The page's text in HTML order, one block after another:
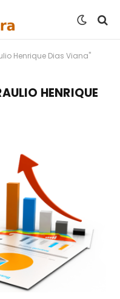
Henrique Dias Viana"
HENRIQUE